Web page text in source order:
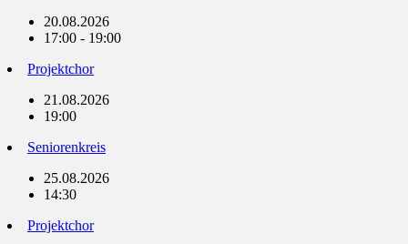
20.08.2026
17:00 - 19:00
Projektchor
21.08.2026
19:00
Seniorenkreis
25.08.2026
14:30
Projektchor